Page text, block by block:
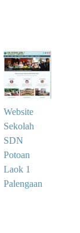
Website
Sekolah
SDN
Potoan
Laok 1
Palengaan